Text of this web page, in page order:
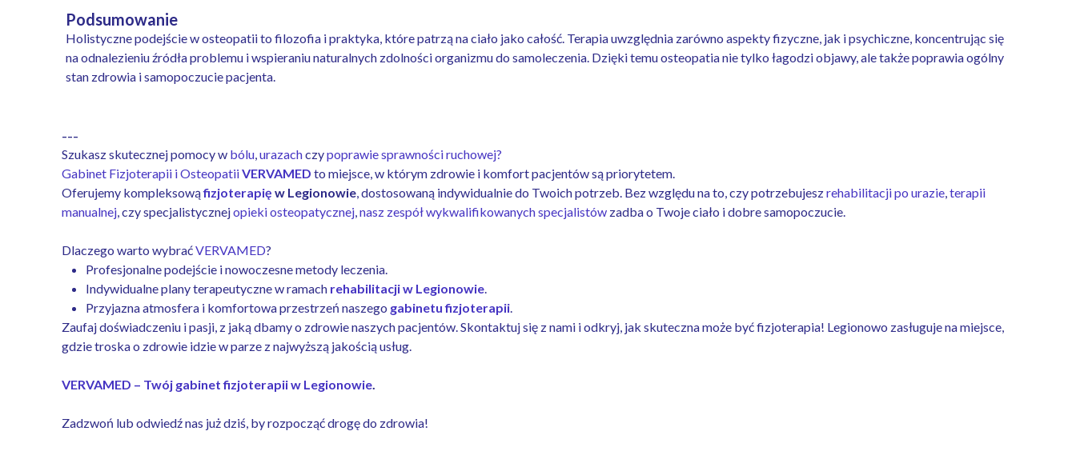
Podsumowanie
Holistyczne podejście w osteopatii to filozofia i praktyka, które patrzą na ciało jako całość. Terapia uwzględnia zarówno aspekty fizyczne, jak i psychiczne, koncentrując się
na odnalezieniu źródła problemu i wspieraniu naturalnych zdolności organizmu do samoleczenia. Dzięki temu osteopatia nie tylko łagodzi objawy, ale także poprawia ogólny
stan zdrowia i samopoczucie pacjenta.
---
Szukasz skutecznej pomocy w bólu,urazachczypoprawie sprawności ruchowej?
Gabinet Fizjoterapii i OsteopatiiVERVAMED to miejsce, w którym zdrowie i komfort pacjentów są priorytetem.
Oferujemy kompleksowąfizjoterapię w Legionowie, dostosowaną indywidualnie do Twoich potrzeb. Bez względu na to, czy potrzebujeszrehabilitacji po urazie,terapii
manualnej, czy specjalistycznejopieki osteopatycznej,nasz zespół wykwalifikowanych specjalistów zadba o Twoje ciało i dobre samopoczucie.
Dlaczego warto wybraćVERVAMED?
Profesjonalne podejście i nowoczesne metody leczenia.
Indywidualne plany terapeutyczne w ramach rehabilitacji w Legionowie.
Przyjazna atmosfera i komfortowa przestrzeń naszego gabinetu fizjoterapii.
Zaufaj doświadczeniu i pasji, z jaką dbamy o zdrowie naszych pacjentów. Skontaktuj się z nami i odkryj, jak skuteczna może być fizjoterapia! Legionowo zasługuje na miejsce,
gdzie troska o zdrowie idzie w parze z najwyższą jakością usług.
VERVAMED – Twój gabinet fizjoterapii w Legionowie.
Zadzwoń lub odwiedź nas już dziś, by rozpocząć drogę do zdrowia!